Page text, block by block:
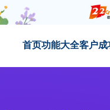
首页功能大全客户成